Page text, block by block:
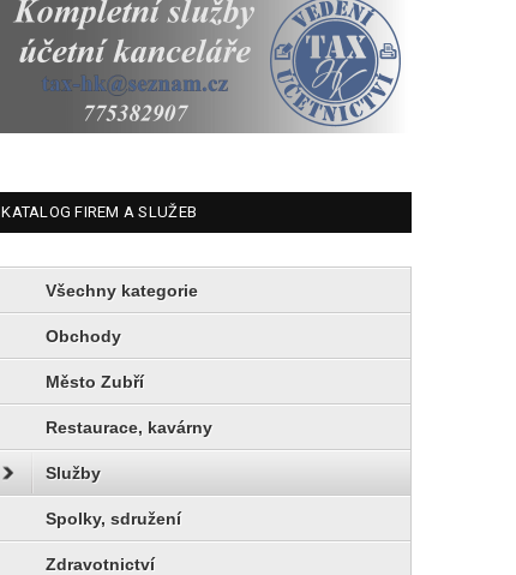
KATALOG FIREM A SLUŽEB
Všechny kategorie
Obchody
Město Zubří
Restaurace, kavárny
Služby
Spolky, sdružení
Zdravotnictví